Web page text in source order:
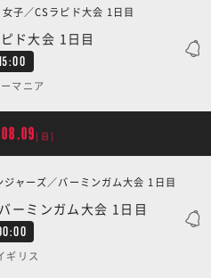
ド大会 1日目
／CSラピド大会 1日目
マニア
[日]
ーミンガム大会 1日目
ーズ／バーミンガム大会 1日目
ギリス